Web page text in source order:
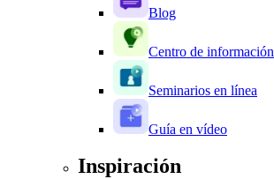
Blog
Centro de información
Seminarios en línea
Guía en vídeo
Inspiración